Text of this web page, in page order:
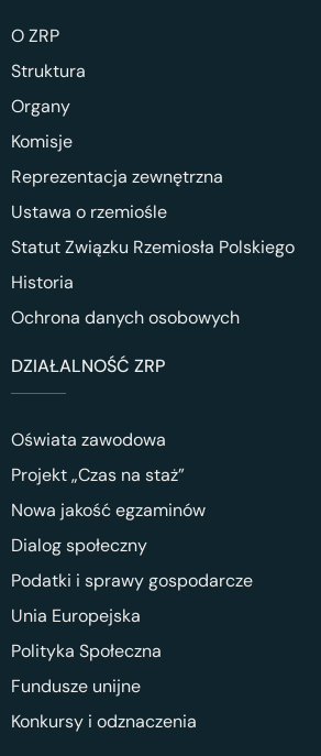
O ZRP
Struktura
Organy
Komisje
Reprezentacja zewnętrzna
Ustawa o rzemiośle
Statut Związku Rzemiosła Polskiego
Historia
Ochrona danych osobowych
DZIAŁALNOŚĆ ZRP
Oświata zawodowa
Projekt „Czas na staż”
Nowa jakość egzaminów
Dialog społeczny
Podatki i sprawy gospodarcze
Unia Europejska
Polityka Społeczna
Fundusze unijne
Konkursy i odznaczenia